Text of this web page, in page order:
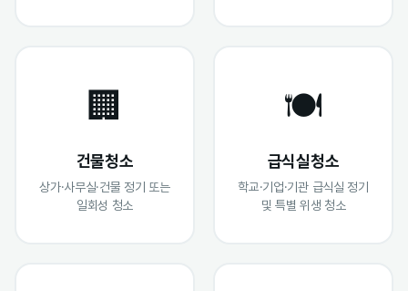
🏢
건물청소
상가·사무실·건물 정기 또는
일회성 청소
🍽️
급식실청소
학교·기업·기관 급식실 정기
및 특별 위생 청소